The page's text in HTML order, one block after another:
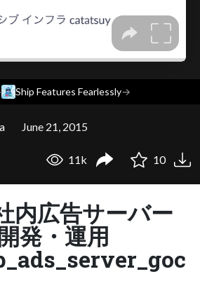
· Ship Features Fearlessly→
June 21, 2015
11k 10
内広告サーバー
発・運用